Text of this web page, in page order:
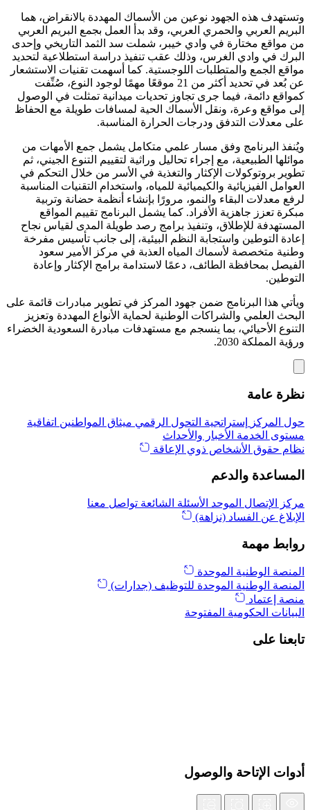
وتستهدف هذه الجهود نوعين من الأسماك المهددة بالانقراض، هما
البريم العربي والحمري العربي، وقد بدأ العمل بجمع البريم العربي
من مواقع مختارة في وادي خيبر، شملت سد الثمد التاريخي وإحدى
البرك في وادي الغرس، وذلك عقب تنفيذ دراسة استطلاعية لتحديد
مواقع الجمع والمتطلبات اللوجستية. كما أسهمت تقنيات الاستشعار
عن بُعد في تحديد أكثر من 21 موقعًا مهمًا لوجود النوع، صُنِّفت
كمواقع دائمة، فيما جرى تجاوز تحديات ميدانية تمثلت في الوصول
إلى مواقع وعرة، ونقل الأسماك الحية لمسافات طويلة مع الحفاظ
على معدلات التدفق ودرجات الحرارة المناسبة.
ويُنفذ البرنامج وفق مسار علمي متكامل يشمل جمع الأمهات من
موائلها الطبيعية، مع إجراء تحاليل وراثية لتقييم التنوع الجيني، ثم
تطوير بروتوكولات الإكثار والتغذية في الأسر من خلال التحكم في
العوامل الفيزيائية والكيميائية للمياه، واستخدام التقنيات المناسبة
لرفع معدلات البقاء والنمو، مرورًا بإنشاء أنظمة حضانة وتربية
مبكرة تعزز جاهزية الأفراد. كما يشمل البرنامج تقييم المواقع
المستهدفة للإطلاق، وتنفيذ برامج رصد طويلة المدى لقياس نجاح
إعادة التوطين واستجابة النظم البيئية، إلى جانب تأسيس مفرخة
وطنية متخصصة لأسماك المياه العذبة في مركز الأمير سعود
الفيصل بمحافظة الطائف، دعمًا لاستدامة برامج الإكثار وإعادة
التوطين.
ويأتي هذا البرنامج ضمن جهود المركز في تطوير مبادرات قائمة على
البحث العلمي والشراكات الوطنية لحماية الأنواع المهددة وتعزيز
التنوع الأحيائي، بما ينسجم مع مستهدفات مبادرة السعودية الخضراء
ورؤية المملكة 2030.
نظرة عامة
حول المركز إستراتجية التحول الرقمي ميثاق المواطنين اتفاقية
مستوى الخدمة الأخبار والأحداث
نظام حقوق الأشخاص ذوي الإعاقة
المساعدة والدعم
مركز الإتصال الموحد الأسئلة الشائعة تواصل معنا
الإبلاغ عن الفساد (نزاهة)
روابط مهمة
المنصة الوطنية الموحدة
المنصة الوطنية الموحدة للتوظيف (جدارات)
منصة إعتماد
البيانات الحكومية المفتوحة
تابعنا على
أدوات الإتاحة والوصول